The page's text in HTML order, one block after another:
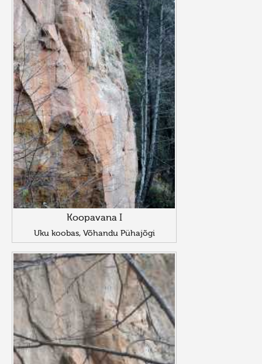
Koopavana I
Uku koobas, Võhandu Pühajõgi